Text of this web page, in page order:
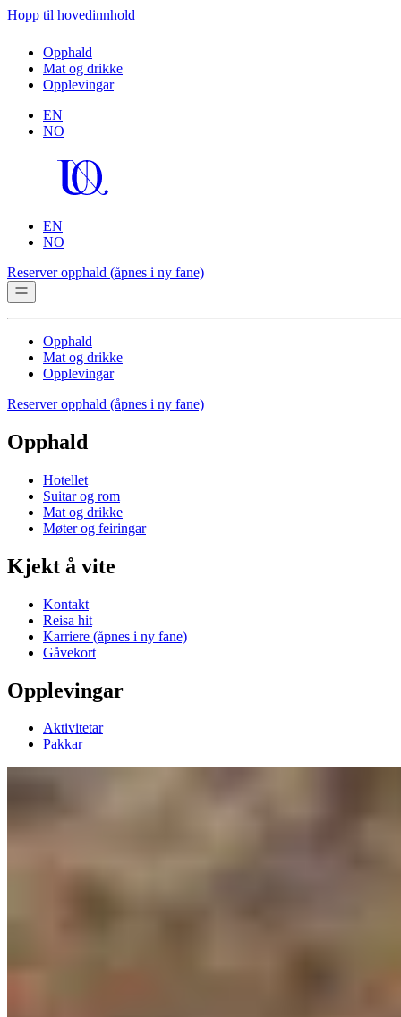
Hopp til hovedinnhold
Opphald
Mat og drikke
Opplevingar
EN
NO
EN
NO
Reserver opphald (åpnes i ny fane)
Opphald
Mat og drikke
Opplevingar
Reserver opphald (åpnes i ny fane)
Opphald
Hotellet
Suitar og rom
Mat og drikke
Møter og feiringar
Kjekt å vite
Kontakt
Reisa hit
Karriere (åpnes i ny fane)
Gåvekort
Opplevingar
Aktivitetar
Pakkar